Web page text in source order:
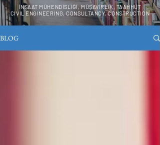
İNŞAAT MÜHENDİSLİĞİ, MÜŞAVİRLİK, TAAHHÜT
CIVIL ENGINEERING, CONSULTANCY, CONSTRUCTION
BLOG